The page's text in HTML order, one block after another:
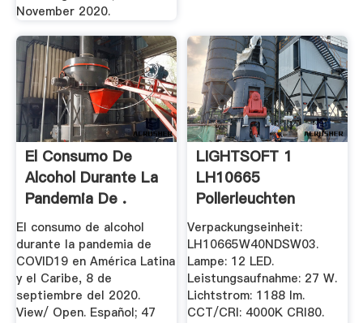
November 2020.
El Consumo De
Alcohol Durante La
Pandemia De .
El consumo de alcohol
durante la pandemia de
COVID19 en América Latina
y el Caribe, 8 de
septiembre del 2020.
View/ Open. Español; 47
LIGHTSOFT 1
LH10665
Pollerleuchten
LIGMAN DE
Verpackungseinheit:
LH10665W40NDSW03.
Lampe: 12 LED.
Leistungsaufnahme: 27 W.
Lichtstrom: 1188 lm.
CCT/CRI: 4000K CRI80.